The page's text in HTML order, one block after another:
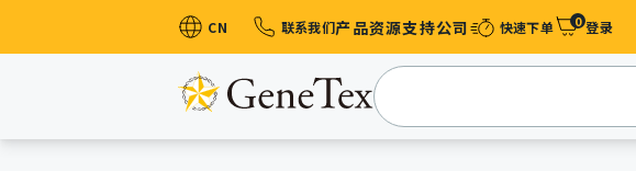
CN 联系我们产品
一抗
资源支持公司 快速下单​ 0 登录